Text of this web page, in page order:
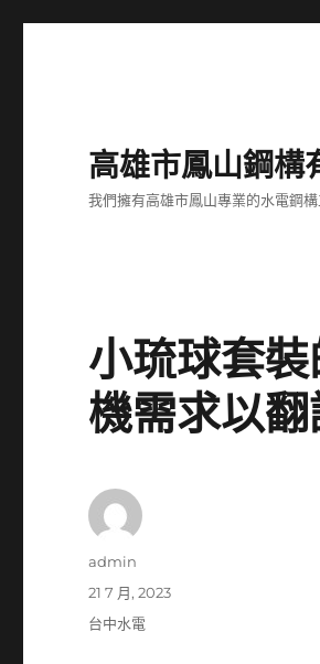
高雄市鳳山鋼構
我們擁有高雄市鳳山專業的水電鋼
小琉球套
機需求以
作
admin
發
佈
21 7 月, 2023
分
台中水電